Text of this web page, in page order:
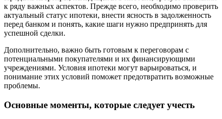
к ряду важных аспектов. Прежде всего, необходимо проверить
актуальный статус ипотеки, внести ясность в задолженность
перед банком и понять, какие шаги нужно предпринять для
успешной сделки.
Дополнительно, важно быть готовым к переговорам с
потенциальными покупателями и их финансирующими
учреждениями. Условия ипотеки могут варьироваться, и
понимание этих условий поможет предотвратить возможные
проблемы.
Основные моменты, которые следует учесть